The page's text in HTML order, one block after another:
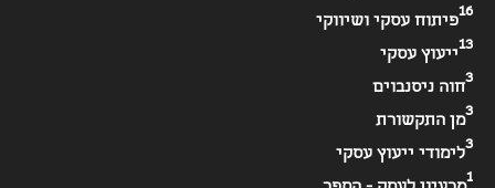
פיתוח עסקי ושיווקי
16
ייעוץ עסקי
13
חוה ניסנבוים
3
מן התקשורת
3
לימודי ייעוץ עסקי
3
1